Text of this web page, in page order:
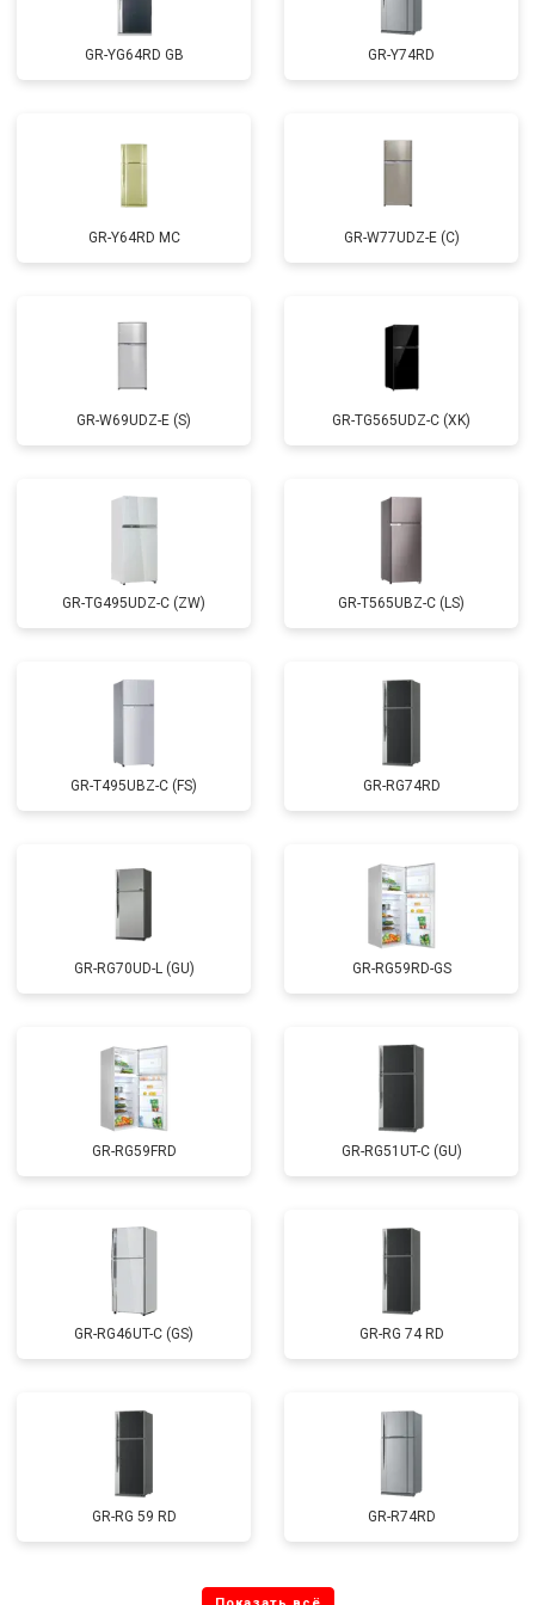
GR-YG64RD GB GR-Y74RD
GR-Y64RD MC GR-W77UDZ-E (C)
GR-W69UDZ-E (S) GR-TG565UDZ-C (XK)
GR-TG495UDZ-C (ZW) GR-T565UBZ-C (LS)
GR-T495UBZ-C (FS) GR-RG74RD
GR-RG70UD-L (GU) GR-RG59RD-GS
GR-RG59FRD GR-RG51UT-C (GU)
GR-RG46UT-C (GS) GR-RG 74 RD
GR-RG 59 RD GR-R74RD